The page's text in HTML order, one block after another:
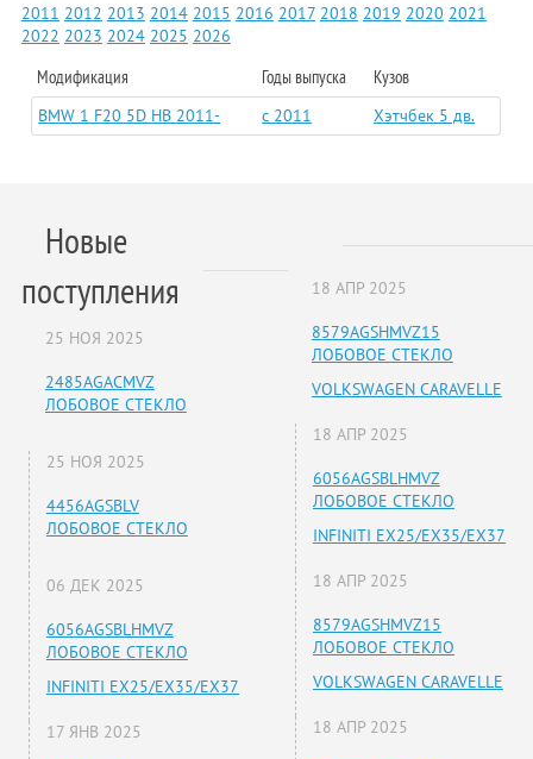
2011 2012 2013 2014 2015 2016 2017 2018 2019 2020 2021
2022 2023 2024 2025 2026
Модификация Годы выпуска Кузов
BMW 1 F20 5D HB 2011- c 2011 Хэтчбек 5 дв.
Новые
поступления
25 НОЯ 2025
2485AGACMVZ
ЛОБОВОЕ СТЕКЛО
25 НОЯ 2025
4456AGSBLV
ЛОБОВОЕ СТЕКЛО
06 ДЕК 2025
6056AGSBLHMVZ
ЛОБОВОЕ СТЕКЛО
INFINITI EX25/EX35/EX37
17 ЯНВ 2025
18 АПР 2025
8579AGSHMVZ15
ЛОБОВОЕ СТЕКЛО
VOLKSWAGEN CARAVELLE
18 АПР 2025
6056AGSBLHMVZ
ЛОБОВОЕ СТЕКЛО
INFINITI EX25/EX35/EX37
18 АПР 2025
8579AGSHMVZ15
ЛОБОВОЕ СТЕКЛО
VOLKSWAGEN CARAVELLE
18 АПР 2025